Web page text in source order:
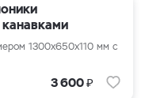
1300x650x110 мм с
3 600₽